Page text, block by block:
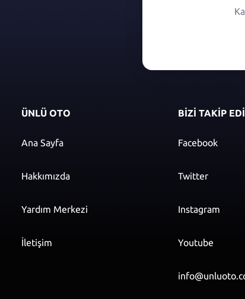
ÜNLÜ OTO
Ana Sayfa
Hakkımızda
Yardım Merkezi
İletişim
BİZİ TAKİP
Facebook
Twitter
Instagram
Youtube